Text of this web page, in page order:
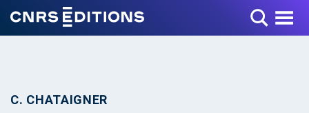
Toggle Menu
C. CHATAIGNER